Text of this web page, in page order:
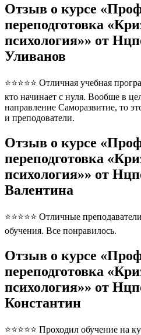
Отзыв о курсе
переподготовка
психология»» от
Уливанов
⭐⭐⭐⭐⭐ Отличная учебная
кто начинает с нуля. Вообше в
направление Саморазвитие, то
и преподователи.
Отзыв о курсе
переподготовка
психология»» от
Валентина
⭐⭐⭐⭐⭐ Отличные
обучения. Все понравилось.
Отзыв о курсе
переподготовка
психология»» от
Константин
⭐⭐⭐⭐⭐ Проходил обучение на